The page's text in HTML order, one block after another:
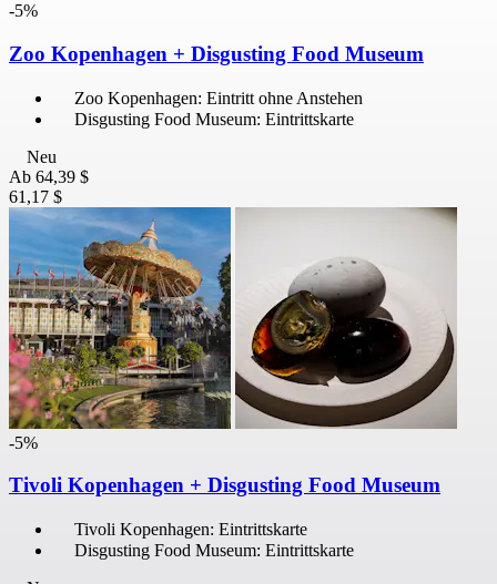
-5%
Zoo Kopenhagen + Disgusting Food Museum
Zoo Kopenhagen: Eintritt ohne Anstehen
Disgusting Food Museum: Eintrittskarte
Neu
Ab 64,39 $
61,17 $
-5%
Tivoli Kopenhagen + Disgusting Food Museum
Tivoli Kopenhagen: Eintrittskarte
Disgusting Food Museum: Eintrittskarte